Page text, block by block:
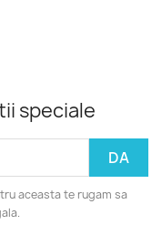
speciale
aceasta te rugam sa